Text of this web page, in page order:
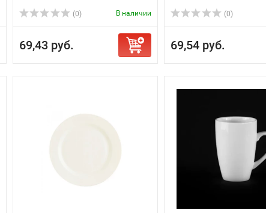
(0) В наличии
69,43 руб.
(0)
69,54 руб.